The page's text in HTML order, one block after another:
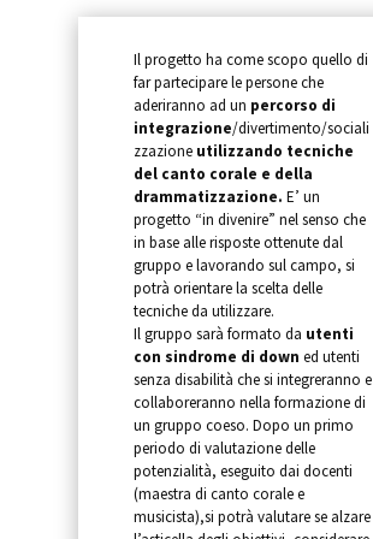
Il progetto ha come scopo quello di
far partecipare le persone che
aderiranno ad un percorso di
integrazione/divertimento/sociali
zzazioneutilizzando tecniche
del canto corale e della
drammatizzazione. E’ un
progetto “in divenire” nel senso che
in base alle risposte ottenute dal
gruppo e lavorando sul campo, si
potrà orientare la scelta delle
tecniche da utilizzare.
Il gruppo sarà formato da utenti
con sindrome di down ed utenti
senza disabilità che si integreranno e
collaboreranno nella formazione di
un gruppo coeso. Dopo un primo
periodo di valutazione delle
potenzialità, eseguito dai docenti
(maestra di canto corale e
musicista),si potrà valutare se alzare